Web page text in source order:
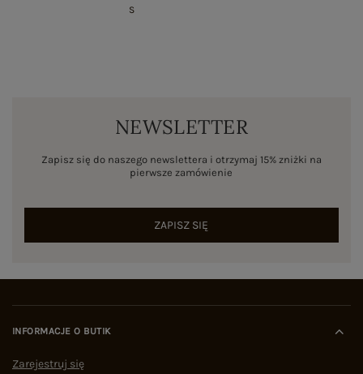
S
NEWSLETTER
Zapisz się do naszego newslettera i otrzymaj 15% zniżki na
pierwsze zamówienie
ZAPISZ SIĘ
INFORMACJE O BUTIK
Zarejestruj się